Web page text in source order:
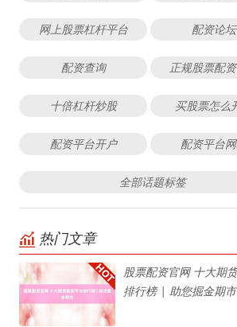
网上股票杠杆平台 配资论坛
配资查询 正规股票配
十倍杠杆炒股 买股票怎么
配资平台开户 配资平台
全部话题标签
热门文章
股票配资官网 十大期
排行榜 | 助您掘金期市